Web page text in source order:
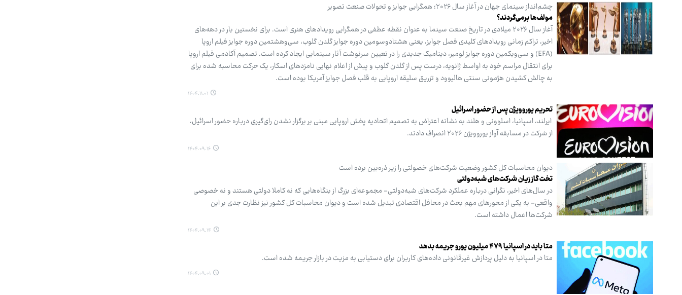
چشم‌انداز سینمای جهان در آغاز سال ۲۰۲۶؛ همگرایی جوایز و تحولات صنعت تصویر
مولف‌ها برمی‌گردند؟
آغاز سال ۲۰۲۶ میلادی در تاریخ صنعت سینما به عنوان نقطه عطفی در همگرایی رویدادهای هنری است. برای نخستین بار در دهه‌های
اخیر، تراکم زمانی رویدادهای کلیدی فصل جوایز، یعنی هشتادوسومین دوره جوایز گلدن گلوب، سی‌وهشتمین دوره جوایز فیلم اروپا
(EFA) و سی‌ویکمین دوره جوایز لومیر، دینامیک جدیدی را در تعیین سرنوشت آثار سینمایی ایجاد کرده است. تصمیم آکادمی فیلم اروپا
برای انتقال مراسم خود به اواسط ژانویه، درست پس از گلدن گلوب و پیش از اعلام نهایی نامزدهای اسکار، یک حرکت محاسبه شده برای
به چالش کشیدن هژمونی سنتی هالیوود و تزریق سلیقه اروپایی به قلب فصل جوایز آمریکا بوده است.
۱۴۰۴.۱۱.۰۱
تحریم یوروویژن پس از حضور اسرائیل
ایرلند، اسپانیا، اسلوونی و هلند به نشانه اعتراض به تصمیم اتحادیه پخش اروپایی مبنی بر برگزار نشدن رای‌گیری درباره حضور اسرائیل،
از شرکت در مسابقه آواز یوروویژن ۲۰۲۶ انصراف دادند.
۱۴۰۴.۰۹.۱۶
دیوان محاسبات کل کشور وضعیت شرکت‌های خصولتی را زیر ذره‌بین برده است
تخت گاز زیان شرکت‌های شبه‌دولتی
در سال‌های اخیر، نگرانی درباره عملکرد شرکت‌های شبه‌دولتی- مجموعه‌ای بزرگ از بنگاه‌هایی که نه کاملا دولتی هستند و نه خصوصی
واقعی- به یکی از محورهای مهم بحث در محافل اقتصادی تبدیل شده است و دیوان محاسبات کل کشور نیز نظارت جدی بر این
شرکت‌ها اعمال داشته است.
۱۴۰۴.۰۹.۱۴
متا باید در اسپانیا ۴۷۹ میلیون یورو جریمه بدهد
متا در اسپانیا به دلیل پردازش غیرقانونی داده‌های کاربران برای دستیابی به مزیت در بازار جریمه شده است.
۱۴۰۴.۰۹.۰۱